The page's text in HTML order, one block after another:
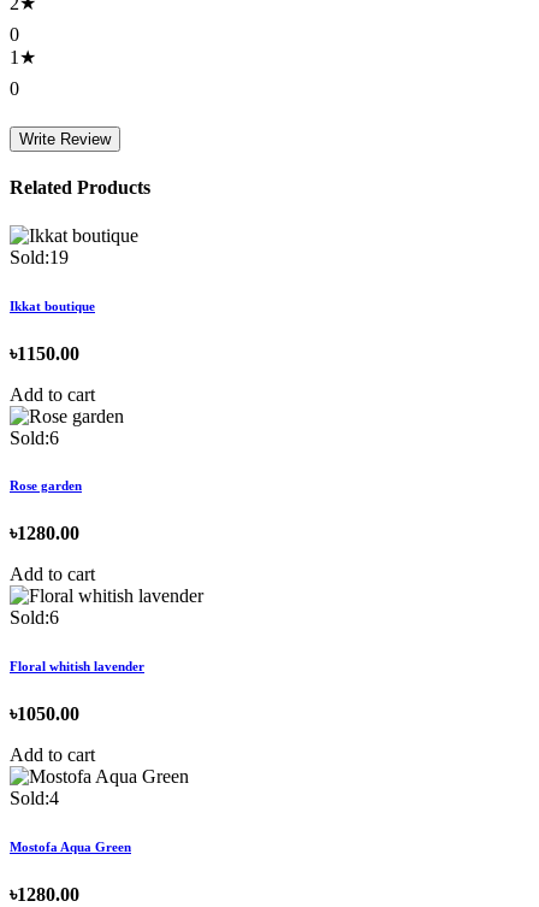
0
1★
0
Write Review
Related Products
Sold:19
Ikkat boutique
৳1150.00
Add to cart
Sold:6
Rose garden
৳1280.00
Add to cart
Sold:6
Floral whitish lavender
৳1050.00
Add to cart
Sold:4
Mostofa Aqua Green
৳1280.00